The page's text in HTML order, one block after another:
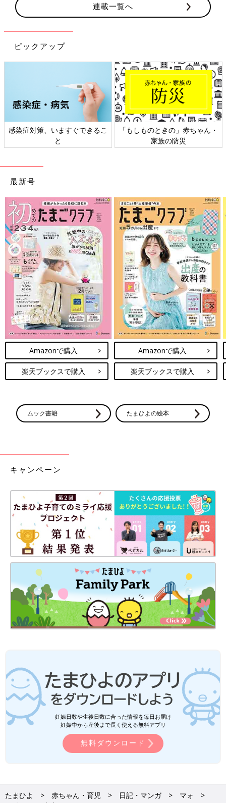
連載一覧へ
ピックアップ
感染症対策、いますぐできるこ
と
「もしものときの」赤ちゃん・
家族の防災
最新号
Amazonで購入
楽天ブックスで購入
Amazonで購入
楽天ブックスで購入
ムック書籍 たまひよの絵本
キャンペーン
妊娠日数や生後日数に合った情報を毎日お届け
妊娠中から産後まで長く使える無料アプリ
無料ダウンロード
たまひよ 赤ちゃん・育児 日記・マンガ
マォ